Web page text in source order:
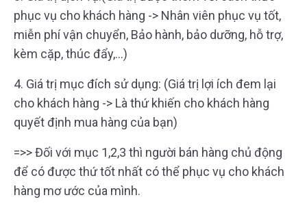
phục vụ cho khách hàng -> Nhân viên phục vụ tốt,
miễn phí vận chuyển, Bảo hành, bảo dưỡng, hỗ trợ,
kèm cặp, thúc đẩy,…)
4. Giá trị mục đích sử dụng: (Giá trị lợi ích đem lại
cho khách hàng -> Là thứ khiến cho khách hàng
quyết định mua hàng của bạn)
=>> Đối với mục 1,2,3 thì người bán hàng chủ động
để có được thứ tốt nhất có thể phục vụ cho khách
hàng mơ ước của mình.